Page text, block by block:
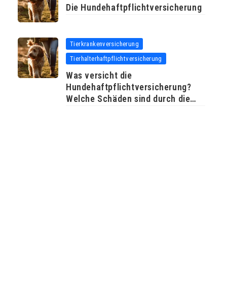
Die Hundehaftpflichtversicherung
Tierkrankenversicherung
Tierhalterhaftpflichtversicherung
Was versicht die
Hundehaftpflichtversicherung?
Welche Schäden sind durch die